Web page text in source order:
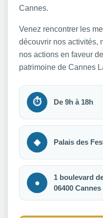
Cannes.
Venez rencontrer les
découvrir nos activités,
nos actions en faveur
patrimoine de Cannes
⏱ De 9h à 18h
◆ Palais des
●
1 boulevard
06400 Cannes